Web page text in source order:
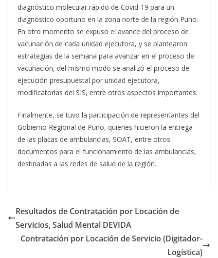
diagnóstico molecular rápido de Covid-19 para un
diagnóstico oportuno en la zona norte de la región Puno.
En otro momento se expuso el avance del proceso de
vacunación de cada unidad ejecutora, y se plantearon
estrategias de la semana para avanzar en el proceso de
vacunación, del mismo modo se analizó el proceso de
ejecución presupuestal por unidad ejecutora,
modificatorias del SIS, entre otros aspectos importantes.
Finalmente, se tuvo la participación de representantes del
Gobierno Regional de Puno, quienes hicieron la entrega
de las placas de ambulancias, SOAT, entre otros
documentos para el funcionamiento de las ambulancias,
destinadas a las redes de salud de la región.
Resultados de Contratación por Locación de
Servicios, Salud Mental DEVIDA
Contratación por Locación de Servicio (Digitador-
Logística)